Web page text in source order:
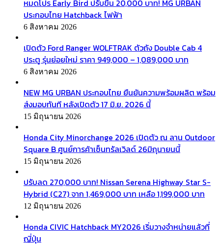
หมดโปร Early Bird ปรับขึ้น 20,000 บาท! MG URBAN
ประกอบไทย Hatchback ไฟฟ้า
6 สิงหาคม 2026
เปิดตัว Ford Ranger WOLFTRAK ตัวถัง Double Cab 4
ประตู รุ่นย่อยใหม่ ราคา 949,000 – 1,089,000 บาท
6 สิงหาคม 2026
NEW MG URBAN ประกอบไทย ยืนยันความพร้อมผลิต พร้อม
ส่งมอบทันที หลังเปิดตัว 17 มิ.ย. 2026 นี้
15 มิถุนายน 2026
Honda City Minorchange 2026 เปิดตัว ณ ลาน Outdoor
Square B ศูนย์การค้าเซ็นทรัลเวิลด์ 26มิถุนายนนี้
15 มิถุนายน 2026
ปรับลด 270,000 บาท! Nissan Serena Highway Star S-
Hybrid (C27) จาก 1,469,000 บาท เหลือ 1,199,000 บาท
12 มิถุนายน 2026
Honda CIVIC Hatchback MY2026 เริ่มวางจำหน่ายแล้วที่
ญี่ปุ่น